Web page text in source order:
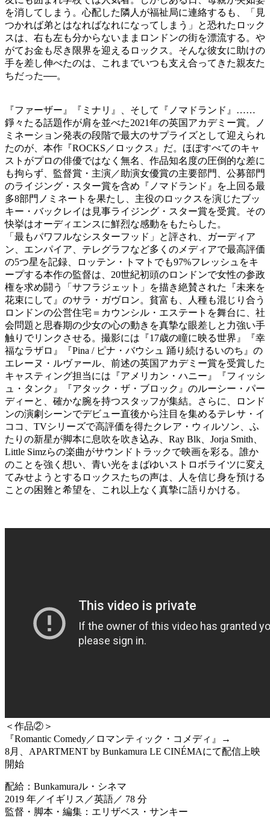
を消してしまう。心配した隣人が福祉局に連絡するも、「見
つかれば弟とはなればなれになってしまう」と恐れたロック
スは、右も左も分からないままロンドンの街を漂流する。や
がてお金も尽き限界を迎えるロックス。そんな彼女に助けの
手を差し伸べたのは、これまでいつも支え合ってきた親友た
ちだった──。
『ファーザー』『ミナリ』、そして『ノマドランド』……
錚々たる話題作が肩を並べた2021年の英国アカデミー賞。ノ
ミネーション発表の段階で最大のサプライズとして迎えられ
たのが、本作『ROCKS／ロックス』だ。ほぼすべてのキャ
ストがプロの俳優ではなく無名、作品知名度の圧倒的な差に
も拘らず、監督賞・主演／助演女優賞の主要部門、公募部門
のライジング・スター賞を含め『ノマドランド』を上回る最
多8部門ノミネートを果たし、主役のロックスを演じたブッ
キー・バックレイは見事ライジング・スター賞を受賞。その
快挙はオーディエンスに鮮烈な感動をもたらした。
「最もパワフルなシスターフッド」と評され、ガーディア
ン、エンパイア、テレグラフなど多くのメディアで最高評価
の5つ星を記録、ロッテン・トマトでも97%フレッシュをキ
ープする本作の監督は、20世紀初頭のロンドンで女性の参政
権を求め闘う「サフラジェット」を描き絶賛された『未来を
花束にして』のサラ・ガヴロン。貧富も、人種も混じり合う
ロンドンの公営住宅＝カウンシル・エステートを舞台に、社
会問題と思春期の少女の心の動きを真摯な眼差しと力強い手
触りでリンクさせる。撮影には『17歳の瞳に映る世界』『幸
福なラザロ』『Pina / ピナ・バウシュ 踊り続けるいのち』の
エレーヌ・ルヴァール、前述の英国アカデミー賞を受賞した
キャスティング担当には『アメリカン・ハニー』『フィッシ
ュ・タンク』『アタック・ザ・ブロック』のルーシー・パー
ディーと、確かな腕を持つスタッフが集結。さらに、ロンド
ンの演劇シーンでデビュー直後から注目を集めるテレサ・イ
ココ、TVシリーズで高評価を得たクレア・ウィルソン、ふ
たりの新星が脚本に息吹を吹き込み、Ray Blk、Jorja Smith、
Little Simzらの楽曲がサウンドトラックで映画を彩る。誰か
のことを強く想い、青い光をまばゆいストロボライツに変え
てみせようとするロックスたちの声は、人を信じ身を預ける
ことの困難と希望を、これ以上なく真摯に語りかける。
＜作品②＞
『Romantic Comedy／ロマンティック・コメディ』→
8月、APARTMENT by Bunkamura LE CINÉMAにて配信上映
開始
配給：Bunkamuraル・シネマ
2019 年／イギリス／英語／ 78 分
監督・脚本・編集：エリザベス・サンキー